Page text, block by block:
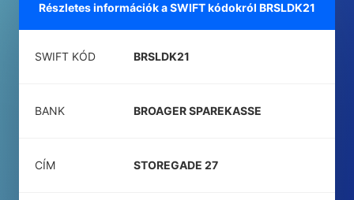
Részletes információk a SWIFT kódokról BRSLDK21
SWIFT KÓD BRSLDK21
BANK BROAGER SPAREKASSE
CÍM STOREGADE 27